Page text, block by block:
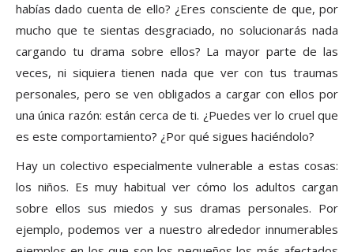
habías dado cuenta de ello? ¿Eres consciente de que, por
mucho que te sientas desgraciado, no solucionarás nada
cargando tu drama sobre ellos? La mayor parte de las
veces, ni siquiera tienen nada que ver con tus traumas
personales, pero se ven obligados a cargar con ellos por
una única razón: están cerca de ti. ¿Puedes ver lo cruel que
es este comportamiento? ¿Por qué sigues haciéndolo?
Hay un colectivo especialmente vulnerable a estas cosas:
los niños. Es muy habitual ver cómo los adultos cargan
sobre ellos sus miedos y sus dramas personales. Por
ejemplo, podemos ver a nuestro alrededor innumerables